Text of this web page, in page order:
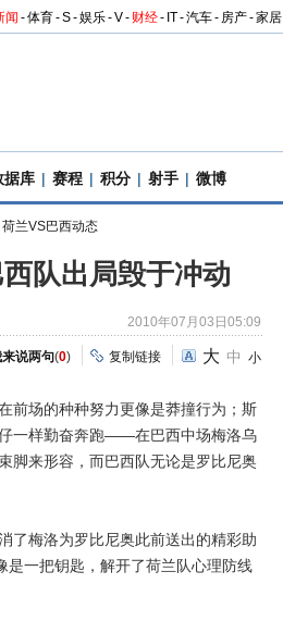
闻 -体育-S-娱乐-V- 财经- IT-汽车- 房产-家居
据库 | 赛程 | 积分 | 射手 | 微博
荷兰VS巴西动态
队出局毁于冲动
2010年07月03日05:09
说两句(0) 复制链接 大 中 小
场的种种努力更像是莽撞行为；斯
一样勤奋奔跑——在巴西中场梅洛乌
脚来形容，而巴西队无论是罗比尼奥
梅洛为罗比尼奥此前送出的精彩助
一把钥匙，解开了荷兰队心理防线